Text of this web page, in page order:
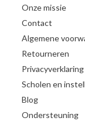
Onze missie
Contact
Algemene
Retourneren
Privacyverklaring
Scholen en
Blog
Ondersteuning